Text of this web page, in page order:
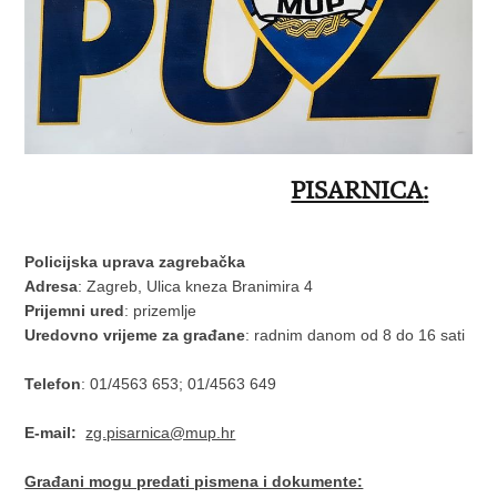
PISARNICA:
Policijska uprava zagrebačka
Adresa: Zagreb, Ulica kneza Branimira 4
Prijemni ured: prizemlje
Uredovno vrijeme za građane: radnim danom od 8 do 16 sati
Telefon: 01/4563 653; 01/4563 649
E-mail:zg.pisarnica@mup.hr
Građani mogu predati pismena i dokumente: